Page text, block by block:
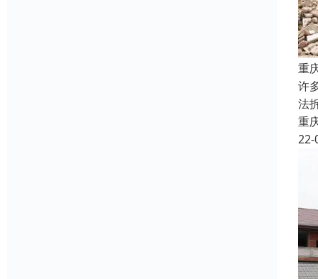
重
许
法
重
22-